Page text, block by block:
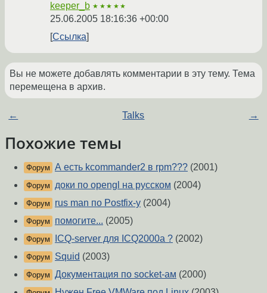
keeper_b ★★★★★
25.06.2005 18:16:36 +00:00
Ссылка
Вы не можете добавлять комментарии в эту тему. Тема
перемещена в архив.
← Talks →
Похожие темы
Форум А есть kcommander2 в rpm??? (2001)
Форум доки по opengl на русском (2004)
Форум rus man по Postfix-у (2004)
Форум помогите... (2005)
Форум ICQ-server для ICQ2000a ? (2002)
Форум Squid (2003)
Форум Документация по socket-ам (2000)